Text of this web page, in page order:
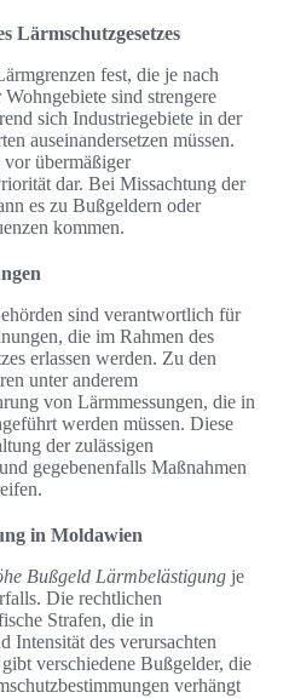
Lärmschutzgesetzes
fest, die je nach
sind strengere
sich Industriegebiete in der
auseinandersetzen müssen.
übermäßiger
dar. Bei Missachtung der
es zu Bußgeldern oder
kommen.
sind verantwortlich für
die im Rahmen des
erlassen werden. Zu den
unter anderem
von Lärmmessungen, die in
werden müssen. Diese
der zulässigen
gegebenenfalls Maßnahmen
in Moldawien
Bußgeld Lärmbelästigung je
Die rechtlichen
Strafen, die in
Intensität des verursachten
verschiedene Bußgelder, die
verhängt